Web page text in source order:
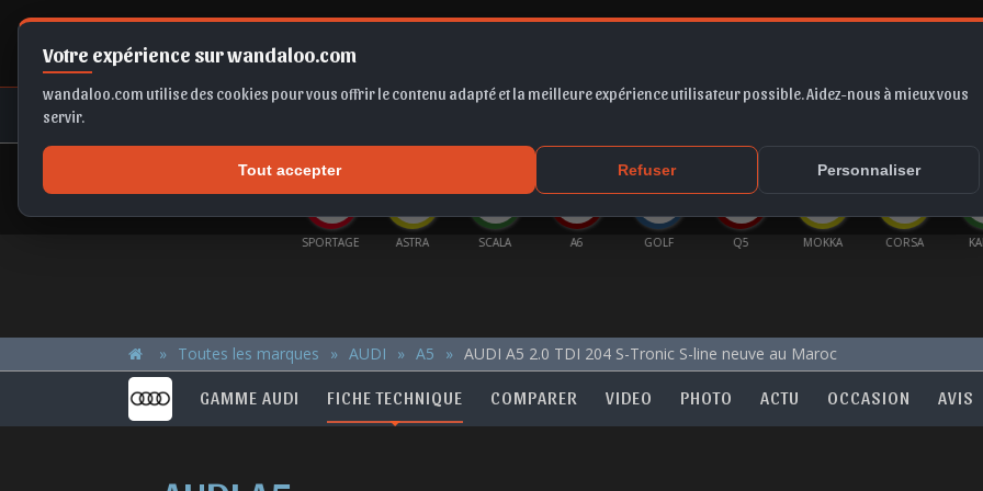
Votre expérience sur wandaloo.com
wandaloo.com utilise des cookies pour vous offrir le contenu adapté et la meilleure expérience utilisateur possible. Aidez-nous à mieux vous
servir.
Tout accepter Refuser Personnaliser
SPORTAGE ASTRA SCALA A6 GOLF Q5 MOKKA CORSA
Toutes les marques AUDI A5 AUDI A5 2.0 TDI 204 S-Tronic S-line neuve au Maroc
GAMME AUDI FICHE TECHNIQUE COMPARER VIDEO PHOTO ACTU OCCASION AVIS